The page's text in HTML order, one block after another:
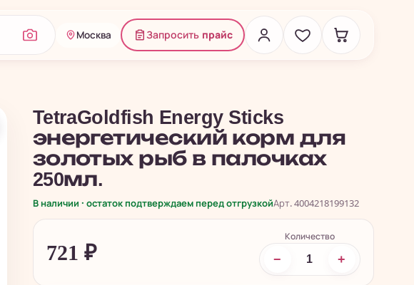
Москва Запросить прайс
TetraGoldfish Energy Sticks
энергетический корм для
золотых рыб в палочках
250мл.
В наличии · остаток подтверждаем перед отгрузкойАрт. 4004218199132
721 ₽
Количество
− +